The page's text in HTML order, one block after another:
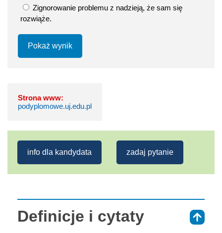
Zignorowanie problemu z nadzieją, że sam się
rozwiąże.
Pokaż wynik
Strona www:
podyplomowe.uj.edu.pl
info dla kandydata zadaj pytanie
Definicje i cytaty